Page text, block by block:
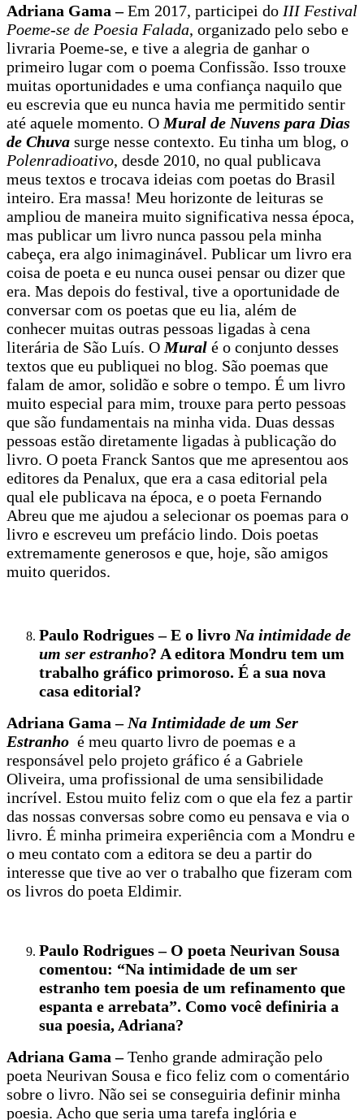
Adriana Gama –Em 2017, participei do III Festival
Poeme-se de Poesia Falada, organizado pelo sebo e
livraria Poeme-se, e tive a alegria de ganhar o
primeiro lugar com o poema Confissão. Isso trouxe
muitas oportunidades e uma confiança naquilo que
eu escrevia que eu nunca havia me permitido sentir
até aquele momento. O Mural de Nuvens para Dias
de Chuva surge nesse contexto. Eu tinha um blog, o
Polenradioativo, desde 2010, no qual publicava
meus textos e trocava ideias com poetas do Brasil
inteiro. Era massa! Meu horizonte de leituras se
ampliou de maneira muito significativa nessa época,
mas publicar um livro nunca passou pela minha
cabeça, era algo inimaginável. Publicar um livro era
coisa de poeta e eu nunca ousei pensar ou dizer que
era. Mas depois do festival, tive a oportunidade de
conversar com os poetas que eu lia, além de
conhecer muitas outras pessoas ligadas à cena
literária de São Luís. O Mural é o conjunto desses
textos que eu publiquei no blog. São poemas que
falam de amor, solidão e sobre o tempo. É um livro
muito especial para mim, trouxe para perto pessoas
que são fundamentais na minha vida. Duas dessas
pessoas estão diretamente ligadas à publicação do
livro. O poeta Franck Santos que me apresentou aos
editores da Penalux, que era a casa editorial pela
qual ele publicava na época, e o poeta Fernando
Abreu que me ajudou a selecionar os poemas para o
livro e escreveu um prefácio lindo. Dois poetas
extremamente generosos e que, hoje, são amigos
muito queridos.
Paulo Rodrigues – E o livro Na intimidade de
um ser estranho? A editora Mondru tem um
trabalho gráfico primoroso. É a sua nova
casa editorial?
Adriana Gama – Na Intimidade de um Ser
Estranho é meu quarto livro de poemas e a
responsável pelo projeto gráfico é a Gabriele
Oliveira, uma profissional de uma sensibilidade
incrível. Estou muito feliz com o que ela fez a partir
das nossas conversas sobre como eu pensava e via o
livro. É minha primeira experiência com a Mondru e
o meu contato com a editora se deu a partir do
interesse que tive ao ver o trabalho que fizeram com
os livros do poeta Eldimir.
Paulo Rodrigues – O poeta Neurivan Sousa
comentou: “Na intimidade de um ser
estranho tem poesia de um refinamento que
espanta e arrebata”. Como você definiria a
sua poesia, Adriana?
Adriana Gama –Tenho grande admiração pelo
poeta Neurivan Sousa e fico feliz com o comentário
sobre o livro. Não sei se conseguiria definir minha
poesia. Acho que seria uma tarefa inglória e